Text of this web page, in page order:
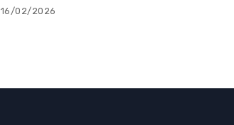
16/02/2026